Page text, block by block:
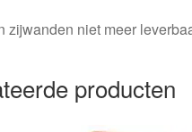
zijwanden niet meer
producten